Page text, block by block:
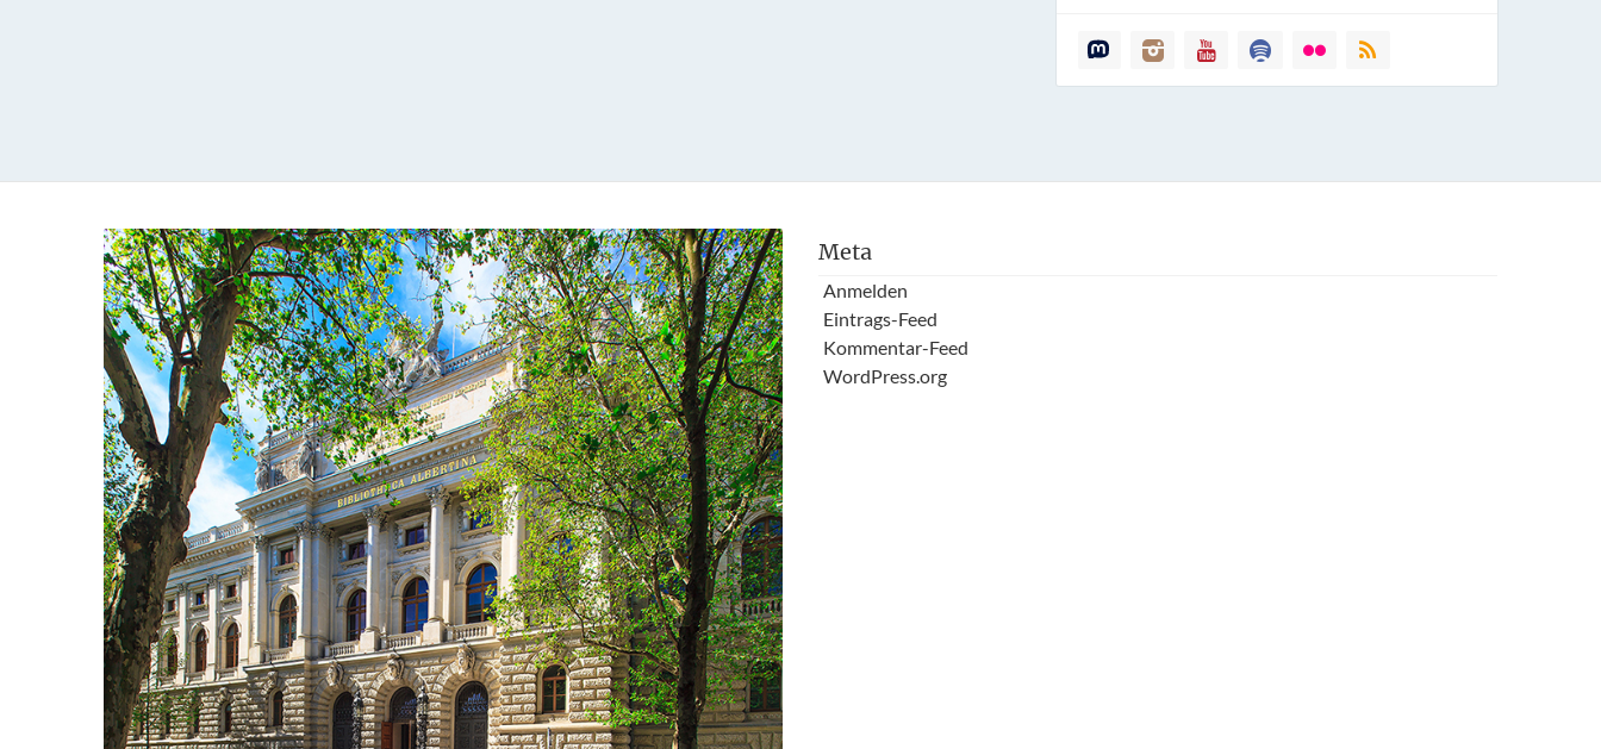
Meta
Anmelden
Eintrags-Feed
Kommentar-Feed
WordPress.org